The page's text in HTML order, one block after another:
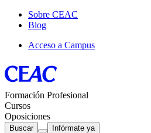
Sobre CEAC
Blog
Acceso a Campus
Formación Profesional
Cursos
Oposiciones
Buscar Infórmate ya